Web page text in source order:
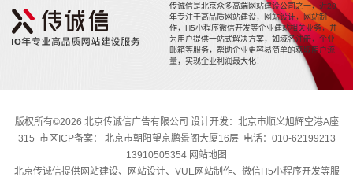
传诚信是北京众多高端网站建设公司之一，近20
年专注于高品质网站建设，网站设计，网站制
作，H5小程序微信开发等企业建站相关业务，并
为用户提供一站式解决方案，如域名注册，企业
邮箱等服务，帮助企业更容易简单的获取用户流
量，实现企业利润最大化！
版权所有©2026 北京传诚信广告有限公司 设计开发：北京市顺义旭辉空港A座
315 市区ICP备案： 北京市朝阳望京鹏景阁大厦16层 电话：010-62199213
13910505354 网站地图
北京传诚信提供网站建设、网站设计、VUE网站制作、微信H5小程序开发等服